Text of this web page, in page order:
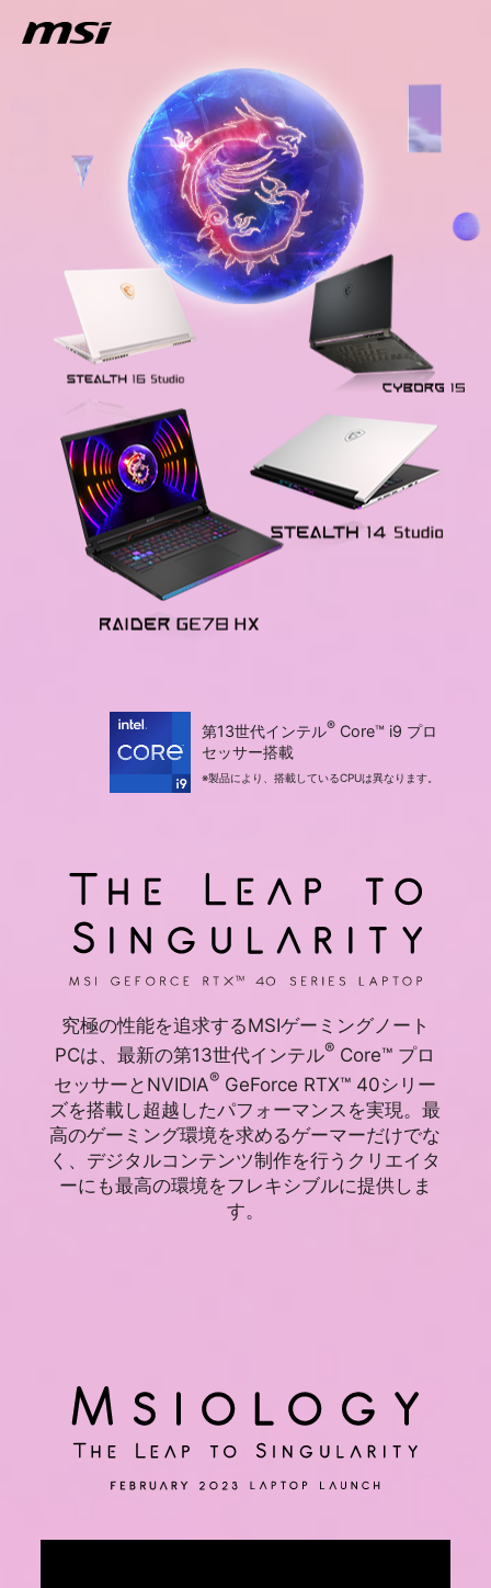
第13世代インテル®Core™ i9 プロ
セッサー搭載
※製品により、搭載しているCPUは異なります。
究極の性能を追求するMSIゲーミングノート
PCは、最新の第13世代インテル® Core™ プロ
セッサーとNVIDIA® GeForce RTX™ 40シリー
ズを搭載し超越したパフォーマンスを実現。最
高のゲーミング環境を求めるゲーマーだけでな
く、デジタルコンテンツ制作を行うクリエイタ
ーにも最高の環境をフレキシブルに提供しま
す。